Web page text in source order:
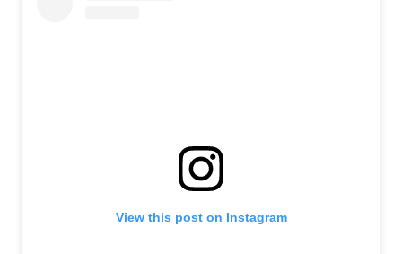
View this post on Instagram